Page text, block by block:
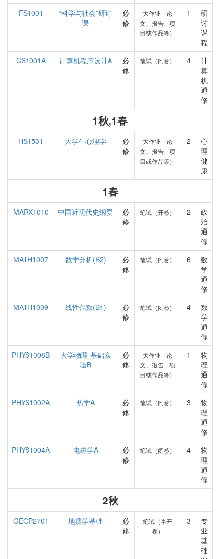
FS1001
“科学与社会”研讨
课
必
修
大作业（论
文、报告、项
目或作品等）
1
研
讨
课
程
CS1001A
计算机程序设计A
必
修
笔试（闭卷） 4
计
算
机
通
修
1秋,1春
HS1531 大学生心理学
必
修
大作业（论
文、报告、项
目或作品等）
2
心
理
健
康
1春
MARX1010 中国近现代史纲要
必
修
笔试（开卷） 2
政
治
通
修
MATH1007
数学分析(B2)
必
修
笔试（闭卷） 6
数
学
通
修
MATH1009
线性代数(B1)
必
修
笔试（闭卷） 4
数
学
通
修
PHYS1008B
大学物理-基础实
验B
必
修
大作业（论
文、报告、项
目或作品等）
1
物
理
通
修
PHYS1002A
热学A
必
修
笔试（闭卷） 3
物
理
通
修
PHYS1004A
电磁学A
必
修
笔试（闭卷） 4
物
理
通
修
2秋
GEOP2701 地质学基础
必
修
笔试（半开
卷）
3
专
业
基
础